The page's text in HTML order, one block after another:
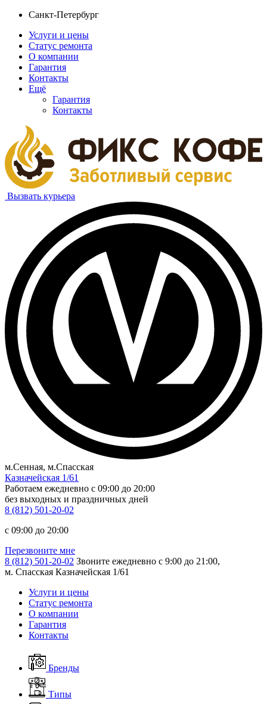
Санкт-Петербург
Услуги и цены
Статус ремонта
О компании
Гарантия
Контакты
Ещё
Гарантия
Контакты
Вызвать курьера
м.Сенная, м.Спасская
Казначейская 1/61
Работаем ежедневно c 09:00 до 20:00
без выходных и праздничных дней
8 (812) 501-20-02
c 09:00 до 20:00
Перезвоните мне
8 (812) 501-20-02 Звоните ежедневно с 9:00 до 21:00,
м. Спасская Казначейская 1/61
Услуги и цены
Статус ремонта
О компании
Гарантия
Контакты
Бренды
Типы